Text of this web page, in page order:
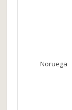
Noruega